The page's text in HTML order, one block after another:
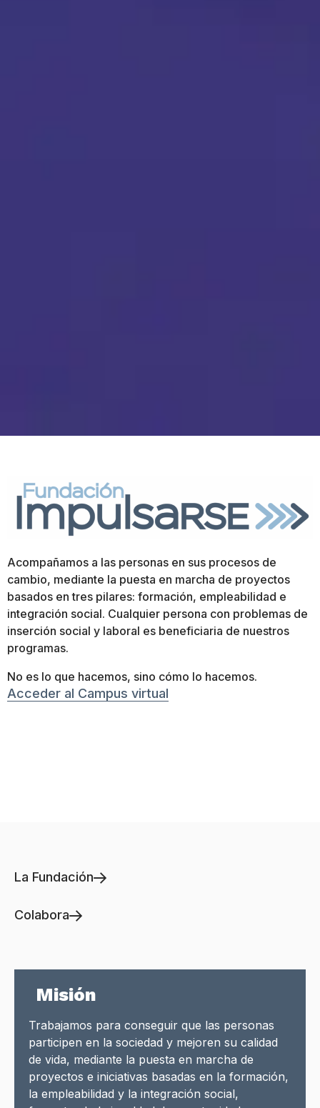
Acompañamos a las personas en sus procesos de
cambio, mediante la puesta en marcha de proyectos
basados en tres pilares: formación, empleabilidad e
integración social. Cualquier persona con problemas de
inserción social y laboral es beneficiaria de nuestros
programas.
No es lo que hacemos, sino cómo lo hacemos.
Acceder al Campus virtual
La Fundación
Colabora
Misión
Trabajamos para conseguir que las personas
participen en la sociedad y mejoren su calidad
de vida, mediante la puesta en marcha de
proyectos e iniciativas basadas en la formación,
la empleabilidad y la integración social,